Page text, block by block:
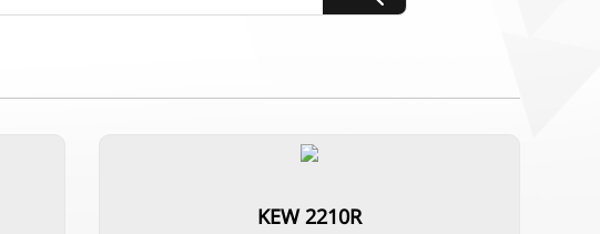
KEW 2210R